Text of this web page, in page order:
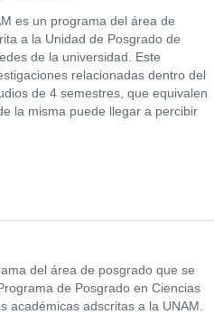
es un programa del área de
a la Unidad de Posgrado de
de la universidad. Este
relacionadas dentro del
de 4 semestres, que equivalen
la misma puede llegar a percibir
del área de posgrado que se
de Posgrado en Ciencias
académicas adscritas a la UNAM.